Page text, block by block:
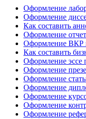
Оформление
Оформление
Как составить
Оформление
Оформление ВКР
Как составить
Оформление
Оформление
Оформление
Оформление
Оформление
Оформление
Оформление